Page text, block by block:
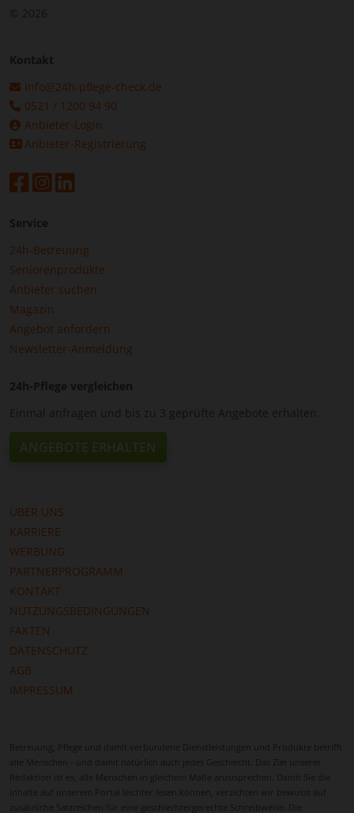
© 2026
Kontakt
info@24h-pflege-check.de
0521 / 1200 94 90
Anbieter-Login
Anbieter-Registrierung
Service
24h-Betreuung
Seniorenprodukte
Anbieter suchen
Magazin
Angebot anfordern
Newsletter-Anmeldung
24h-Pflege vergleichen
Einmal anfragen und bis zu 3 geprüfte Angebote erhalten.
ANGEBOTE ERHALTEN
ÜBER UNS
KARRIERE
WERBUNG
PARTNERPROGRAMM
KONTAKT
NUTZUNGSBEDINGUNGEN
FAKTEN
DATENSCHUTZ
AGB
IMPRESSUM
Betreuung, Pflege und damit verbundene Dienstleistungen und Produkte betrifft
alle Menschen - und damit natürlich auch jedes Geschlecht. Das Ziel unserer
Redaktion ist es, alle Menschen in gleichem Maße anzusprechen. Damit Sie die
Inhalte auf unserem Portal leichter lesen können, verzichten wir bewusst auf
zusätzliche Satzzeichen für eine geschlechtergerechte Schreibweise. Die